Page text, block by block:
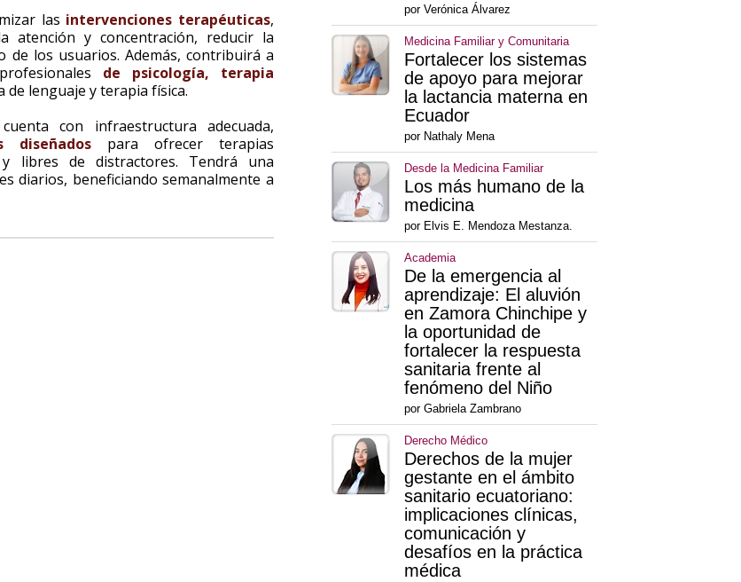
por Verónica Álvarez
Medicina Familiar y Comunitaria
Fortalecer los sistemas
de apoyo para mejorar
la lactancia materna en
Ecuador
por Nathaly Mena
Desde la Medicina Familiar
Los más humano de la
medicina
por Elvis E. Mendoza Mestanza.
Academia
De la emergencia al
aprendizaje: El aluvión
en Zamora Chinchipe y
la oportunidad de
fortalecer la respuesta
sanitaria frente al
fenómeno del Niño
por Gabriela Zambrano
Derecho Médico
Derechos de la mujer
gestante en el ámbito
sanitario ecuatoriano:
implicaciones clínicas,
comunicación y
desafíos en la práctica
médica
las intervenciones terapéuticas,
atención y concentración, reducir la
los usuarios. Además, contribuirá a
de psicología, terapia
de lenguaje y terapia física.
con infraestructura adecuada,
diseñados para ofrecer terapias
y libres de distractores. Tendrá una
diarios, beneficiando semanalmente a